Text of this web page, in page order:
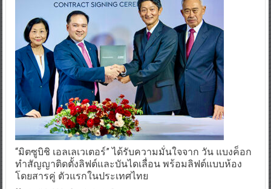
“มิตซูบิชิ เอลเลเวเตอร์” ได้รับความมั่นใจจาก วัน แบงค็อก
ทำสัญญาติดตั้งลิฟต์และบันไดเลื่อน พร้อมลิฟต์แบบห้อง
โดยสารคู่ ตัวแรกในประเทศไทย